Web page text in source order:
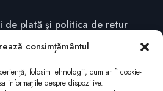
consimțământul
folosim tehnologii, cum ar fi cookie-
informațiile despre dispozitive.
de plată şi politica de retur